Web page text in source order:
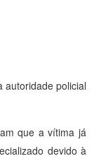
autoridade policial
que a vítima já
devido à